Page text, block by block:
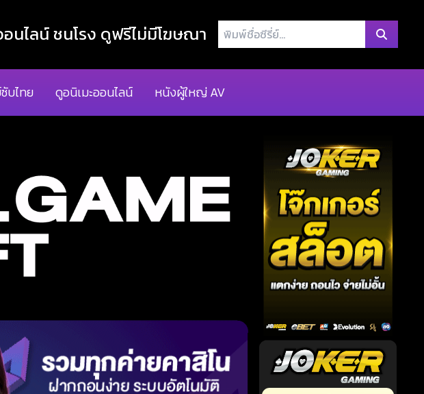
นไลน์ ชนโรง ดูฟรีไม่มีโฆษณา
พิมพ์
ชื่อ
ย์...
บไทย ดูอนิเมะออนไลน์ หนังผู้ใหญ่ AV